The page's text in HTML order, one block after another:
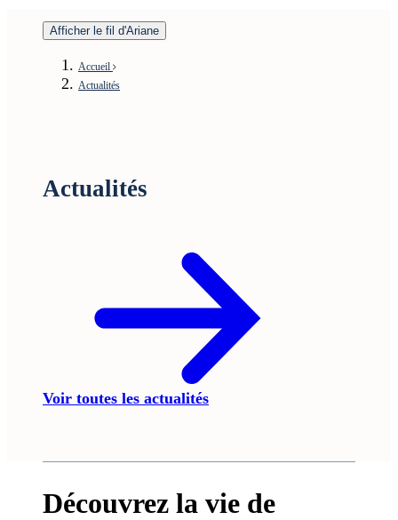
Afficher le fil d'Ariane
Accueil
Actualités
Actualités
Voir toutes les actualités
Découvrez la vie de